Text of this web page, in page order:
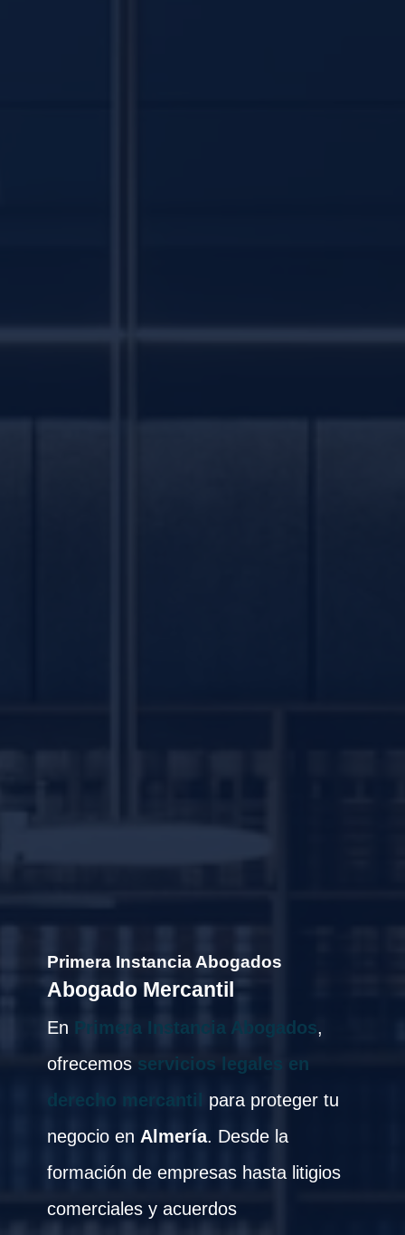
Primera Instancia Abogados
Abogado Mercantil
En Primera Instancia Abogados,
ofrecemos servicios legales en
derecho mercantil
para proteger tu
negocio en Almería. Desde la
formación de empresas hasta litigios
comerciales y acuerdos